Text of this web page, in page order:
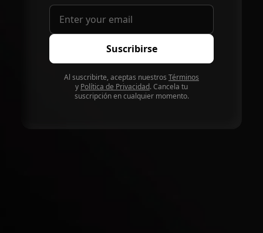
Suscribirse
Al suscribirte, aceptas nuestros Términos
y Política de Privacidad.Cancela tu
suscripción en cualquier momento.